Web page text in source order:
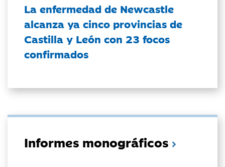
La enfermedad de Newcastle
alcanza ya cinco provincias de
Castilla y León con 23 focos
confirmados
Informes monográficos